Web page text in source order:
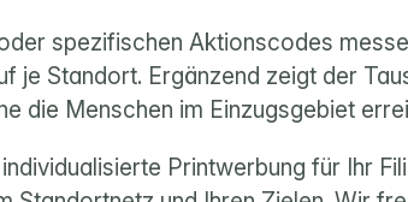
spezifischen Aktionscodes
je Standort. Ergänzend zeigt der
die Menschen im Einzugsgebiet
Printwerbung für Ihr